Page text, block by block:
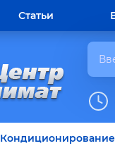
Статьи
Кондиционирование